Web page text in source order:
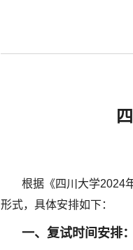
根据《四川大学2024
形式，具体安排如下：
一、复试时间安排：